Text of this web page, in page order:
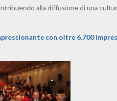
alla diffusione di una
con oltre 6.700